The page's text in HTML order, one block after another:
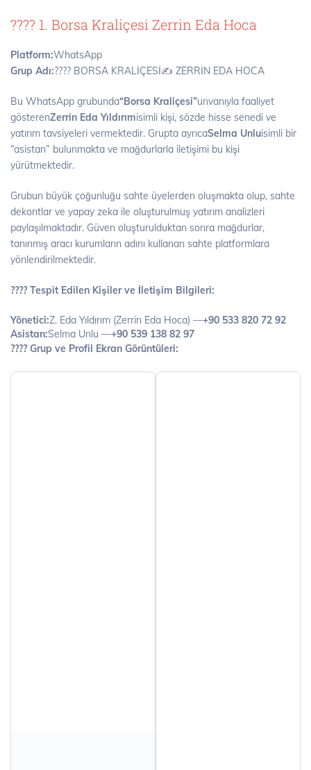
???? 1. Borsa Kraliçesi Zerrin Eda Hoca
Platform:WhatsApp
Grup Adı:???? BORSA KRALİÇESİ✍ ZERRİN EDA HOCA
Bu WhatsApp grubunda“Borsa Kraliçesi”unvanıyla faaliyet
gösterenZerrin Eda Yıldırımisimli kişi, sözde hisse senedi ve
yatırım tavsiyeleri vermektedir. Grupta ayrıcaSelma Unluisimli bir
“asistan” bulunmakta ve mağdurlarla iletişimi bu kişi
yürütmektedir.
Grubun büyük çoğunluğu sahte üyelerden oluşmakta olup, sahte
dekontlar ve yapay zeka ile oluşturulmuş yatırım analizleri
paylaşılmaktadır. Güven oluşturulduktan sonra mağdurlar,
tanınmış aracı kurumların adını kullanan sahte platformlara
yönlendirilmektedir.
???? Tespit Edilen Kişiler ve İletişim Bilgileri:
Yönetici:Z. Eda Yıldırım (Zerrin Eda Hoca) —+90 533 820 72 92
Asistan:Selma Unlu —+90 539 138 82 97
???? Grup ve Profil Ekran Görüntüleri: